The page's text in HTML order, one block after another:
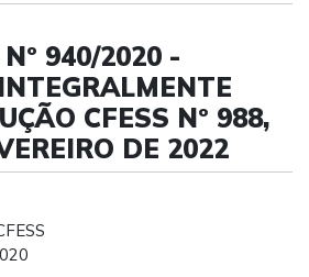
Nº 940/2020 -
CFESS Nº 988,
DE 2022